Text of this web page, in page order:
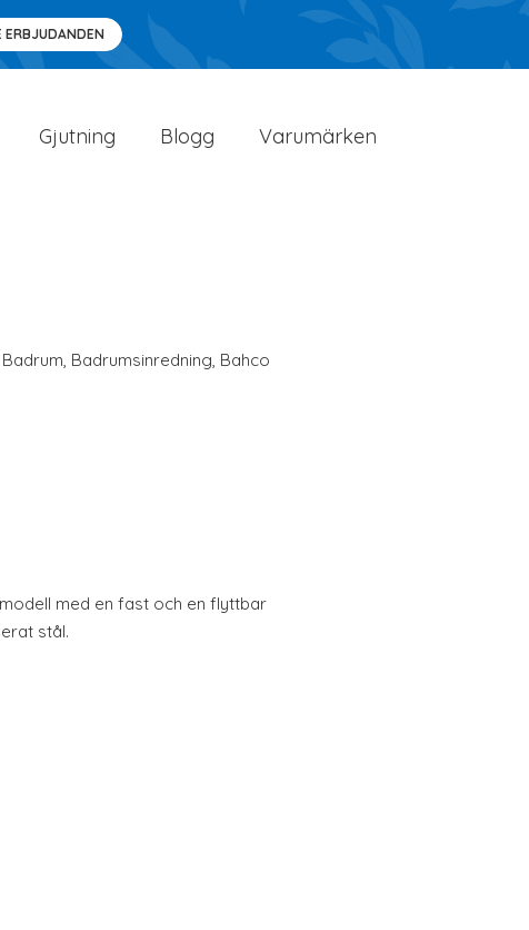
ERBJUDANDEN
Gjutning Blogg Varumärken
Badrum, Badrumsinredning, Bahco
med en fast och en flyttbar
stål.